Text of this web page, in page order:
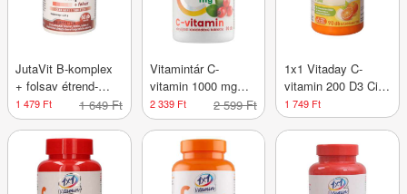
JutaVit B-komplex
+ folsav étrend-
kiegészítő tabletta -
60 db
1 479 Ft 1 649 Ft
Vitamintár C-
vitamin 1000 mg
csipkebogyó
kivonattal elnyújtott
kioldódású tabletta -
2 339 Ft 2 599 Ft
1x1 Vitaday C-
vitamin 200 D3 Cink
rágótabletta - 90 db
1 749 Ft